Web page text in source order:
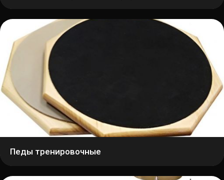
Педы тренировочные